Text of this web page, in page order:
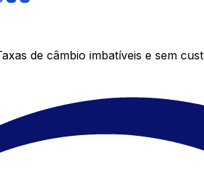
de câmbio imbatíveis e sem